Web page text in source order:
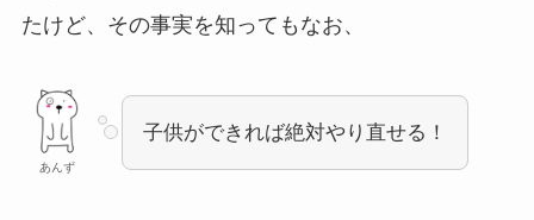
たけど、その事実を知ってもなお、
あんず
子供ができれば絶対やり直せる！